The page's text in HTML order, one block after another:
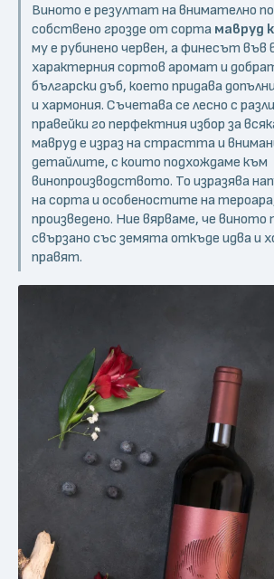
Виното е резултат на внимателно
собствено грозде от сорта мавруд
му е рубинено червен, а финесът във
характерния сортов аромат и
български дъб, което придава
и хармония. Съчетава се лесно с
правейки го перфектния избор за
мавруд е израз на страстта и
детайлите, с които подхождаме към
винопроизводството. То изразява
на сорта и особеностите на
произведено. Ние вярваме, че виното
свързано със земята откъде идва и
правят.